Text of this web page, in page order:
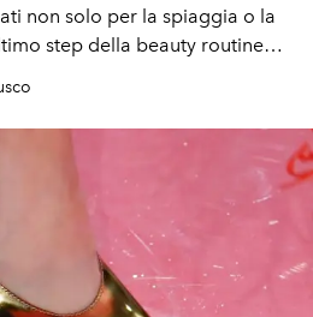
non solo per la spiaggia o la
step della beauty routine